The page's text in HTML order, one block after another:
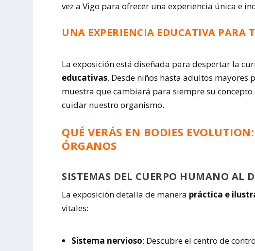
vez a Vigo para ofrecer una experiencia única e
UNA EXPERIENCIA EDUCATIVA PARA
La exposición está diseñada para despertar la
educativas. Desde niños hasta adultos
muestra que cambiará para siempre su
cuidar nuestro organismo.
QUÉ VERÁS EN BODIES
ÓRGANOS
SISTEMAS DEL CUERPO HUMANO AL
La exposición detalla de manera práctica e
vitales:
Sistema nervioso: Descubre el centro de